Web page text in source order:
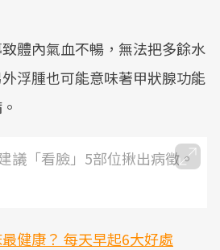
體內氣血不暢，無法把多餘水
浮腫也可能意味著甲狀腺功能
議「看臉」5部位揪出病徵。
健康？ 每天早起6大好處